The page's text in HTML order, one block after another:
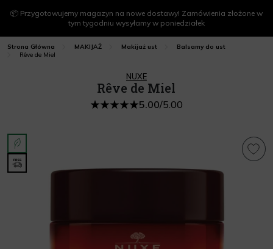
📦 Przygotowujemy magazyn na nowe dostawy! Zamówienia złożone w
tym tygodniu wysyłamy w poniedziałek
Strona Główna MAKIJAŻ Makijaż ust
Balsamy do ust
Rêve de Miel
NUXE
Rêve de Miel
5.00/5.00